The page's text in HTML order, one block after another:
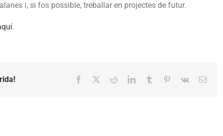
i, si fos possible, treballar en projectes de futur.
.
Facebook RedditLinkedInTumblr Pinterest
Vk Email: